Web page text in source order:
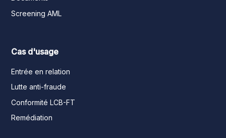
Screening AML
Cas d'usage
Entrée en relation
Lutte anti-fraude
Conformité LCB-FT
Remédiation